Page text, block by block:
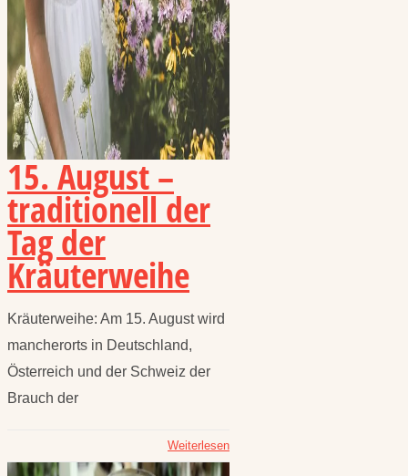
15. August –
traditionell der
Tag der
Kräuterweihe
Kräuterweihe: Am 15. August wird
mancherorts in Deutschland,
Österreich und der Schweiz der
Brauch der
Weiterlesen